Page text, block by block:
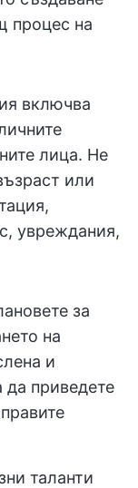
процес на
включва
лица. Не
или
увреждания,
за
на
и
да приведете
таланти